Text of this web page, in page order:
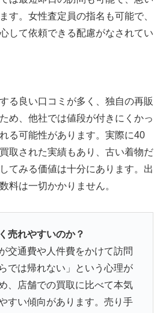
す。女性査定員の指名も可能で、
して依頼できる配慮がなされてい
る良い口コミが多く、独自の再販
め、他社では値段が付きにくかっ
る可能性があります。実際に40
取された実績もあり、古い着物だ
てみる価値は十分にあります。出
料は一切かかりません。
売れやすいのか？
交通費や人件費をかけて訪問
では帰れない」という心理が
、店舗での買取に比べて本気
すい傾向があります。売り手